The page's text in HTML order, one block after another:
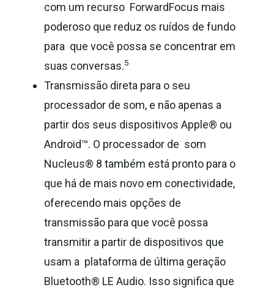
com um recurso ForwardFocus mais
poderoso que reduz os ruídos de fundo
para que você possa se concentrar em
suas conversas.5
Transmissão direta para o seu
processador de som, e não apenas a
partir dos seus dispositivos Apple® ou
Android™. O processador de som
Nucleus® 8 também está pronto para o
que há de mais novo em conectividade,
oferecendo mais opções de
transmissão para que você possa
transmitir a partir de dispositivos que
usam a plataforma de última geração
Bluetooth® LE Audio. Isso significa que